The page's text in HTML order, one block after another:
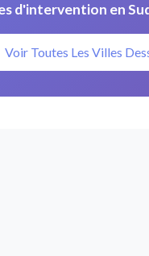
d'intervention en
Voir Toutes Les Villes